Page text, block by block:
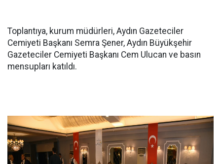
Toplantıya, kurum müdürleri, Aydın Gazeteciler
Cemiyeti Başkanı Semra Şener, Aydın Büyükşehir
Gazeteciler Cemiyeti Başkanı Cem Ulucan ve basın
mensupları katıldı.